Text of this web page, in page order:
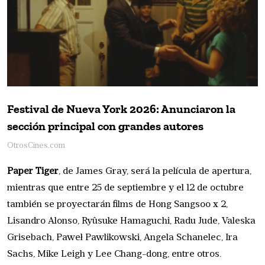
Festival de Nueva York 2026: Anunciaron la
sección principal con grandes autores
OtrosCines.com
Paper Tiger, de James Gray, será la película de apertura,
mientras que entre 25 de septiembre y el 12 de octubre
también se proyectarán films de Hong Sangsoo x 2,
Lisandro Alonso, Ryûsuke Hamaguchi, Radu Jude, Valeska
Grisebach, Paweł Pawlikowski, Angela Schanelec, Ira
Sachs, Mike Leigh y Lee Chang-dong, entre otros.